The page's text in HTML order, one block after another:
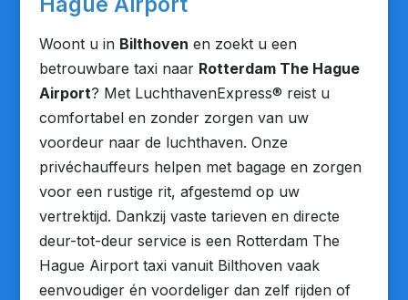
Woont u in Bilthoven en zoekt u een
betrouwbare taxi naar Rotterdam The Hague
Airport? Met LuchthavenExpress® reist u
comfortabel en zonder zorgen van uw
voordeur naar de luchthaven. Onze
privéchauffeurs helpen met bagage en zorgen
voor een rustige rit, afgestemd op uw
vertrektijd. Dankzij vaste tarieven en directe
deur-tot-deur service is een Rotterdam The
Hague Airport taxi vanuit Bilthoven vaak
eenvoudiger én voordeliger dan zelf rijden of